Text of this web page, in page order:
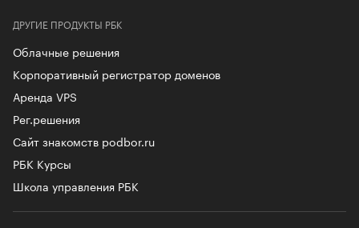
ДРУГИЕ ПРОДУКТЫ РБК
Облачные решения
Корпоративный регистратор доменов
Аренда VPS
Рег.решения
Сайт знакомств podbor.ru
РБК Курсы
Школа управления РБК